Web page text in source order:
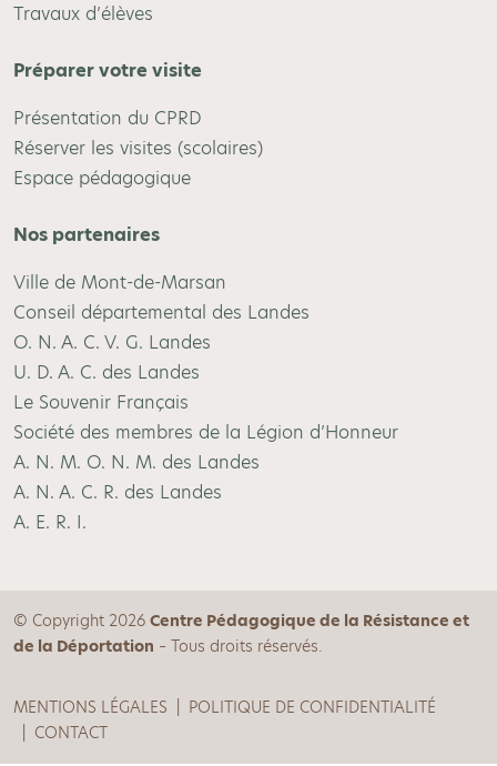
Travaux d’élèves
Préparer votre visite
Présentation du CPRD
Réserver les visites (scolaires)
Espace pédagogique
Nos partenaires
Ville de Mont-de-Marsan
Conseil départemental des Landes
O. N. A. C. V. G. Landes
U. D. A. C. des Landes
Le Souvenir Français
Société des membres de la Légion d’Honneur
A. N. M. O. N. M. des Landes
A. N. A. C. R. des Landes
A. E. R. I.
© Copyright 2026 Centre Pédagogique de la Résistance et
de la Déportation – Tous droits réservés.
MENTIONS LÉGALES
POLITIQUE DE CONFIDENTIALITÉ
CONTACT